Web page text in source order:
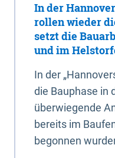
In der
rollen wieder
setzt die
und im
In der
die Bauphase in
überwiegende
bereits im
begonnen